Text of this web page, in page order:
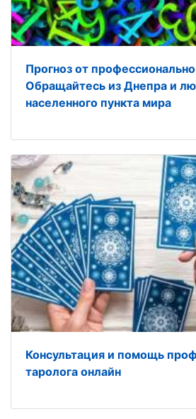
Прогноз от
Обращайтесь из Днепра и
населенного пункта мира
Консультация и помощь
таролога онлайн